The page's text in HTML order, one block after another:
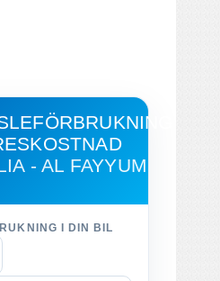
- AL FAYYUM
I DIN BIL